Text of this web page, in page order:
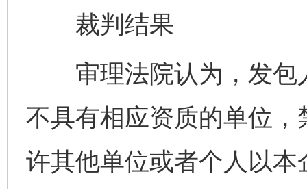
裁判结果
审理法院认为，发包
不具有相应资质的单位
许其他单位或者个人以